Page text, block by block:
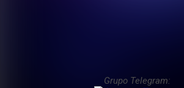
Grupo Telegram: